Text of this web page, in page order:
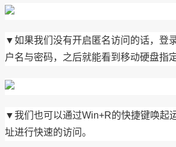
▼如果我们没有开启匿名访问的话，登
户名与密码，之后就能看到移动硬盘指
▼我们也可以通过Win+R的快捷键唤起
址进行快速的访问。